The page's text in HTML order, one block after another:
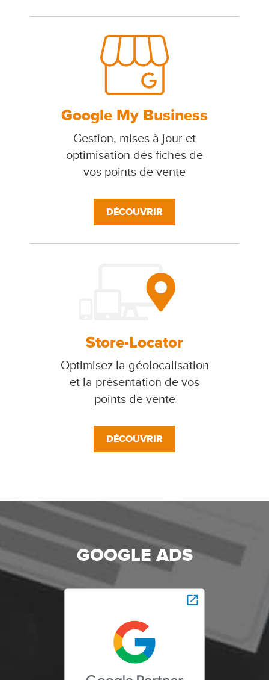
Google My Business
Gestion, mises à jour et
optimisation des fiches de
vos points de vente
DÉCOUVRIR
Store-Locator
Optimisez la géolocalisation
et la présentation de vos
points de vente
DÉCOUVRIR
GOOGLE ADS